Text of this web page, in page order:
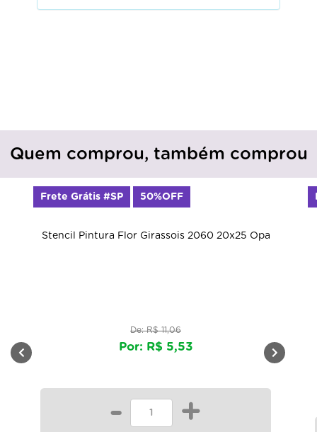
Quem comprou, também comprou
Stencil Pintura Flor Girassois 2060 20x25 Opa
De: R$ 11,06
Por: R$ 5,53
- +
Frete Grátis #SP 50%OFF